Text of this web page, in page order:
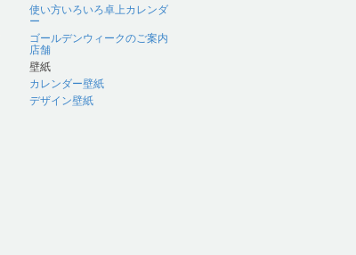
使い方いろいろ卓上カレンダ
ー
ゴールデンウィークのご案内
店舗
壁紙
カレンダー壁紙
デザイン壁紙